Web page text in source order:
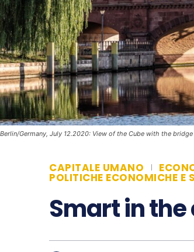
Berlin/Germany, July 12.2020: View of the Cube with the
CAPITALE UMANO
POLITICHE ECONOMICHE E
Smart in